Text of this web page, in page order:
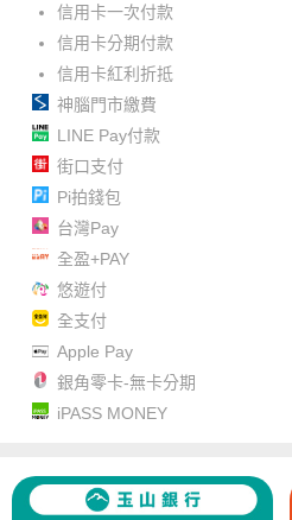
信用卡一次付款
信用卡分期付款
信用卡紅利折抵
神腦門市繳費
LINE Pay付款
街口支付
Pi拍錢包
台灣Pay
全盈+PAY
悠遊付
全支付
Apple Pay
銀角零卡-無卡分期
iPASS MONEY